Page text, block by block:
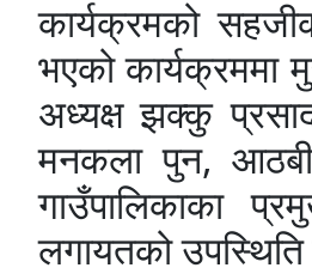
कार्यक्रमको
भएको कार्यक्रममा
अध्यक्ष झक्कु
मनकला पुन,
गाउँपालिकाका
लगायतको उपस्थिति